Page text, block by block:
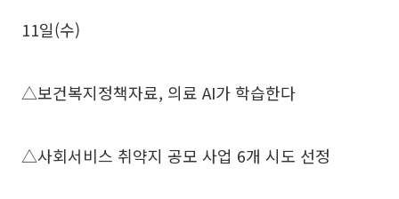
11일(수)
△보건복지정책자료, 의료 AI가 학습한다
△사회서비스 취약지 공모 사업 6개 시도 선정